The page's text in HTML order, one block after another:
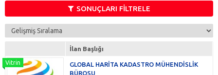
SONUÇLARI FİLTRELE
İlan Başlığı
GLOBAL HARİTA KADASTRO MÜHENDİSLİK
BÜROSU